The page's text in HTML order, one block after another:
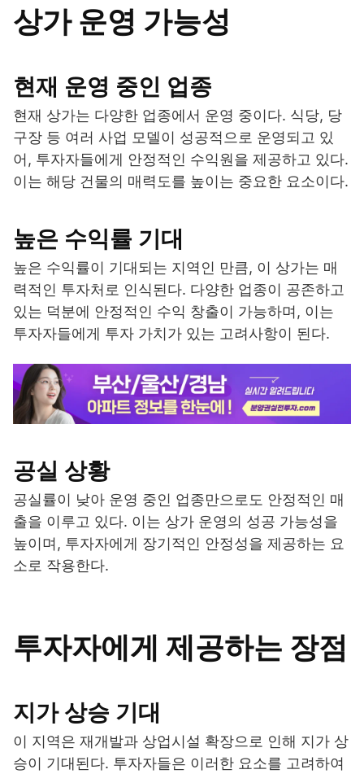
상가 운영 가능성
현재 운영 중인 업종
현재 상가는 다양한 업종에서 운영 중이다. 식당, 당
구장 등 여러 사업 모델이 성공적으로 운영되고 있
어, 투자자들에게 안정적인 수익원을 제공하고 있다.
이는 해당 건물의 매력도를 높이는 중요한 요소이다.
높은 수익률 기대
높은 수익률이 기대되는 지역인 만큼, 이 상가는 매
력적인 투자처로 인식된다. 다양한 업종이 공존하고
있는 덕분에 안정적인 수익 창출이 가능하며, 이는
투자자들에게 투자 가치가 있는 고려사항이 된다.
공실 상황
공실률이 낮아 운영 중인 업종만으로도 안정적인 매
출을 이루고 있다. 이는 상가 운영의 성공 가능성을
높이며, 투자자에게 장기적인 안정성을 제공하는 요
소로 작용한다.
투자자에게 제공하는 장점
지가 상승 기대
이 지역은 재개발과 상업시설 확장으로 인해 지가 상
승이 기대된다. 투자자들은 이러한 요소를 고려하여